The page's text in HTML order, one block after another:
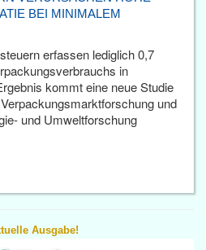
BEI MINIMALEM
erfassen lediglich 0,7
in
kommt eine neue Studie
und
und Umweltforschung
Ausgabe!